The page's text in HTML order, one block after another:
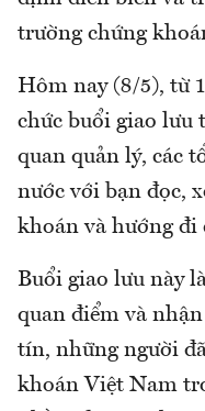
trường chứng
Hôm nay (8/5), từ
chức buổi giao lưu
quan quản lý, các
nước với bạn đọc,
khoán và hướng đi
Buổi giao lưu này
quan điểm và
tín, những người
khoán Việt Nam